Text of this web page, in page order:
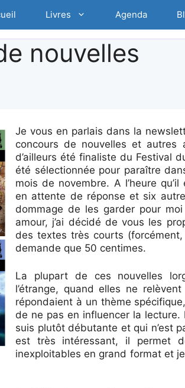
Livres Agenda
nouvelles
Je vous en parlais dans la
concours de nouvelles et autres
d’ailleurs été finaliste du Festival
été sélectionnée pour paraître
mois de novembre. A l’heure
en attente de réponse et six
dommage de les garder pour
amour, j’ai décidé de vous les
des textes très courts (forcément,
demande que 50 centimes.
La plupart de ces nouvelles
l’étrange, quand elles ne
répondaient à un thème
de ne pas en influencer la
suis plutôt débutante et qui n’est
est très intéressant, il permet
inexploitables en grand format et